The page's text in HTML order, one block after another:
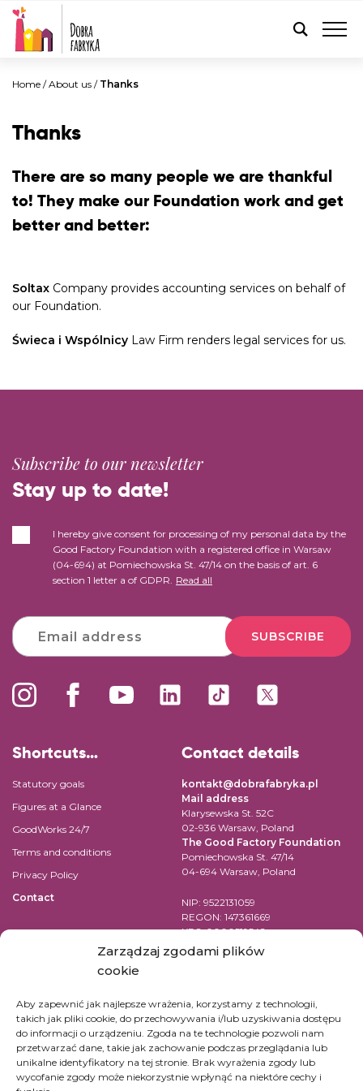
Zarządzaj zgodami plików
cookie
Aby zapewnić jak najlepsze wrażenia, korzystamy z technologii,
takich jak pliki cookie, do przechowywania i/lub uzyskiwania dostępu
do informacji o urządzeniu. Zgoda na te technologie pozwoli nam
przetwarzać dane, takie jak zachowanie podczas przeglądania lub
unikalne identyfikatory na tej stronie. Brak wyrażenia zgody lub
wycofanie zgody może niekorzystnie wpłynąć na niektóre cechy i
Home /About us / Thanks
Thanks
There are so many people we are thankful
to! They make our Foundation work and get
better and better:
Soltax Company provides accounting services on behalf of
our Foundation.
Świeca i Wspólnicy Law Firm renders legal services for us.
Subscribe to our newsletter
Stay up to date!
I hereby give consent for processing of my personal data by the
Good Factory Foundation with a registered office in Warsaw
(04-694) at Pomiechowska St. 47/14 on the basis of art. 6
section 1 letter a of GDPR. Read all
SUBSCRIBE
Shortcuts…
Statutory goals
Figures at a Glance
GoodWorks 24/7
Terms and conditions
Privacy Policy
Contact
Contact details
kontakt@dobrafabryka.pl
Mail address
Klarysewska St. 52C
02-936 Warsaw, Poland
The Good Factory Foundation
Pomiechowska St. 47/14
04-694 Warsaw, Poland
NIP: 9522131059
REGON: 147361669
KRS: 0000519542
Account number for transfer in
SWIFT Code (BIC): WBKPPLPP
For bank transfers in other
currencies checkhere